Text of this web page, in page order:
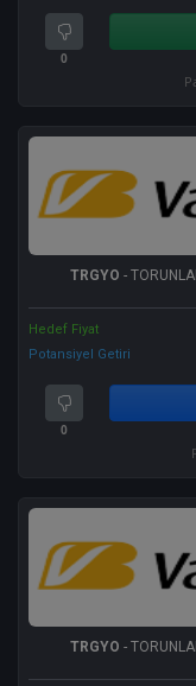
0
TRGYO -
Hedef Fiyat
Potansiyel Getiri
0
TRGYO -